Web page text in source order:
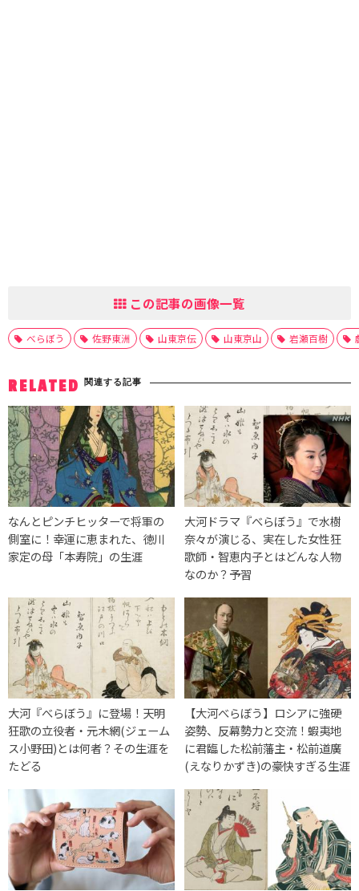
この記事の画像一覧
べらぼう 佐野東洲 山東京伝 山東京山 岩瀬百樹
RELATED 関連する記事
なんとピンチヒッターで将軍の
側室に！幸運に恵まれた、徳川
家定の母「本寿院」の生涯
大河ドラマ『べらぼう』で水樹
奈々が演じる、実在した女性狂
歌師・智恵内子とはどんな人物
なのか？予習
大河『べらぼう』に登場！天明
狂歌の立役者・元木網(ジェーム
ス小野田)とは何者？その生涯を
たどる
【大河べらぼう】ロシアに強硬
姿勢、反幕勢力と交流！蝦夷地
に君臨した松前藩主・松前道廣
(えなりかずき)の豪快すぎる生涯